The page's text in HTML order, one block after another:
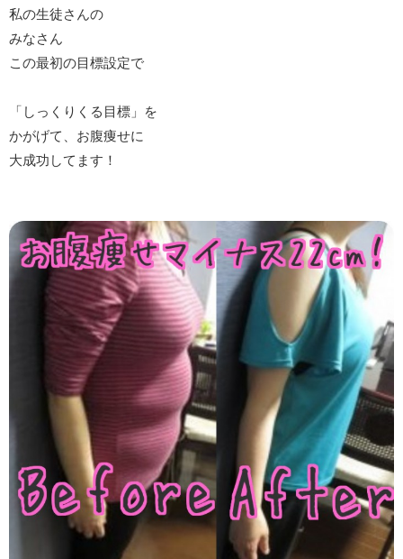
私の生徒さんの
みなさん
この最初の目標設定で
「しっくりくる目標」を
かがげて、お腹痩せに
大成功してます！